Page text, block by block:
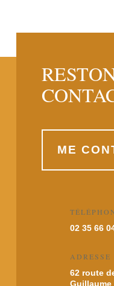
ME
02 35 66
ADRESSE
62 route
Guillaume